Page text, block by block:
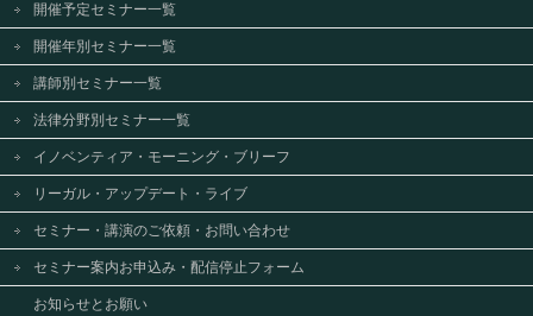
開催予定セミナー一覧
開催年別セミナー一覧
講師別セミナー一覧
法律分野別セミナー一覧
イノベンティア・モーニング・ブリーフ
リーガル・アップデート・ライブ
セミナー・講演のご依頼・お問い合わせ
セミナー案内お申込み・配信停止フォーム
お知らせとお願い